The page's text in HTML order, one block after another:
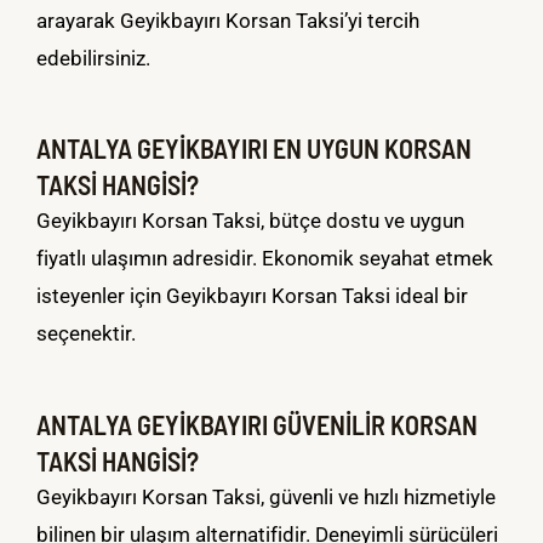
arayarak Geyikbayırı Korsan Taksi’yi tercih
edebilirsiniz.
ANTALYA GEYİKBAYIRI EN UYGUN KORSAN
TAKSİ HANGİSİ?
Geyikbayırı Korsan Taksi, bütçe dostu ve uygun
fiyatlı ulaşımın adresidir. Ekonomik seyahat etmek
isteyenler için Geyikbayırı Korsan Taksi ideal bir
seçenektir.
ANTALYA GEYİKBAYIRI GÜVENİLİR KORSAN
TAKSİ HANGİSİ?
Geyikbayırı Korsan Taksi, güvenli ve hızlı hizmetiyle
bilinen bir ulaşım alternatifidir. Deneyimli sürücüleri